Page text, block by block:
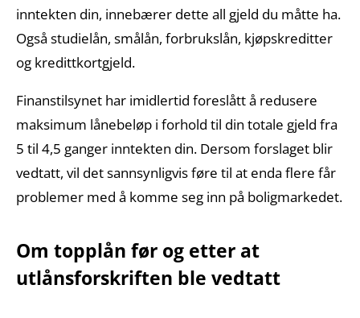
inntekten din, innebærer dette all gjeld du måtte ha.
Også studielån, smålån, forbrukslån, kjøpskreditter
og kredittkortgjeld.
Finanstilsynet har imidlertid foreslått å redusere
maksimum lånebeløp i forhold til din totale gjeld fra
5 til 4,5 ganger inntekten din. Dersom forslaget blir
vedtatt, vil det sannsynligvis føre til at enda flere får
problemer med å komme seg inn på boligmarkedet.
Om topplån før og etter at
utlånsforskriften ble vedtatt